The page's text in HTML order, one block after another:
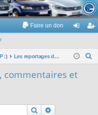
Volkswagen Touran
Faire un don
ne nr
:) Les reportages de TP : avis, commentaires et réactions
commentaires et
Rechercher